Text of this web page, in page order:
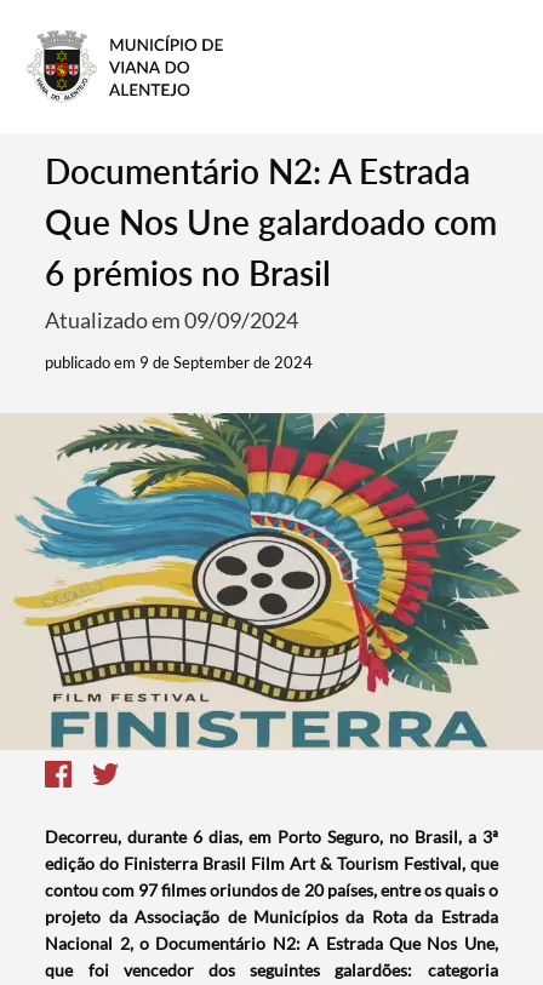
Documentário N2: A Estrada
Que Nos Une galardoado com
6 prémios no Brasil
Atualizado em 09/09/2024
publicado em 9 de September de 2024
Decorreu, durante 6 dias, em Porto Seguro, no Brasil, a 3ª
edição do Finisterra Brasil Film Art & Tourism Festival, que
contou com 97 filmes oriundos de 20 países, entre os quais o
projeto da Associação de Municípios da Rota da Estrada
Nacional 2, o Documentário N2: A Estrada Que Nos Une,
que foi vencedor dos seguintes galardões: categoria